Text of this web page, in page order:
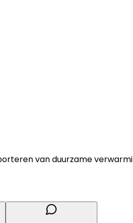
van duurzame